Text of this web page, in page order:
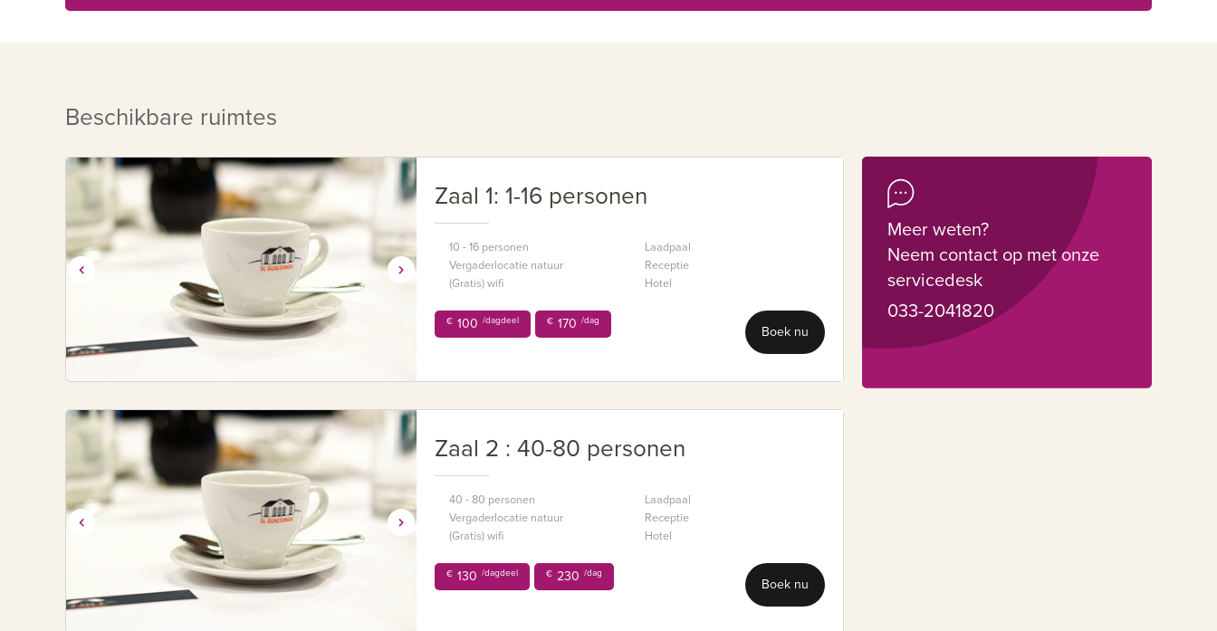
Beschikbare ruimtes
Zaal 1: 1-16 personen
10 - 16 personen
Vergaderlocatie natuur
(Gratis) wifi
Laadpaal
Receptie
Hotel
€ 100 /dagdeel € 170 /dag
Boek nu
Zaal 2 : 40-80 personen
40 - 80 personen
Vergaderlocatie natuur
(Gratis) wifi
Laadpaal
Receptie
Hotel
€ 130 /dagdeel € 230 /dag
Boek nu
Meer weten?
Neem contact op met onze
servicedesk
033-2041820